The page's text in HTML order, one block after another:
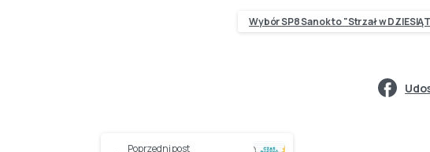
Wybór SP8 Sanok to "Strzał w
Poprzedni post